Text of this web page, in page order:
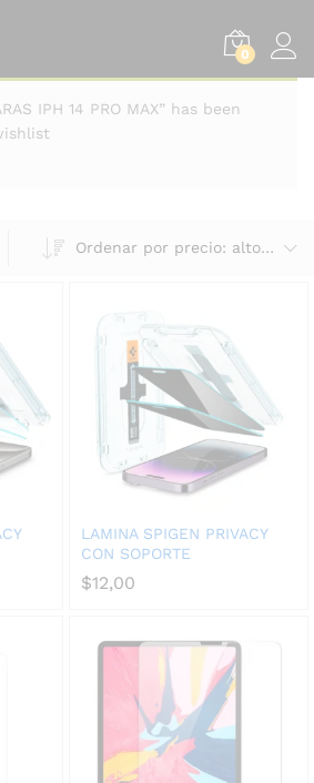
0
IPH 14 PRO MAX” has been
Ordenar por precio: alto a bajo
LAMINA SPIGEN PRIVACY
CON SOPORTE
$12,00